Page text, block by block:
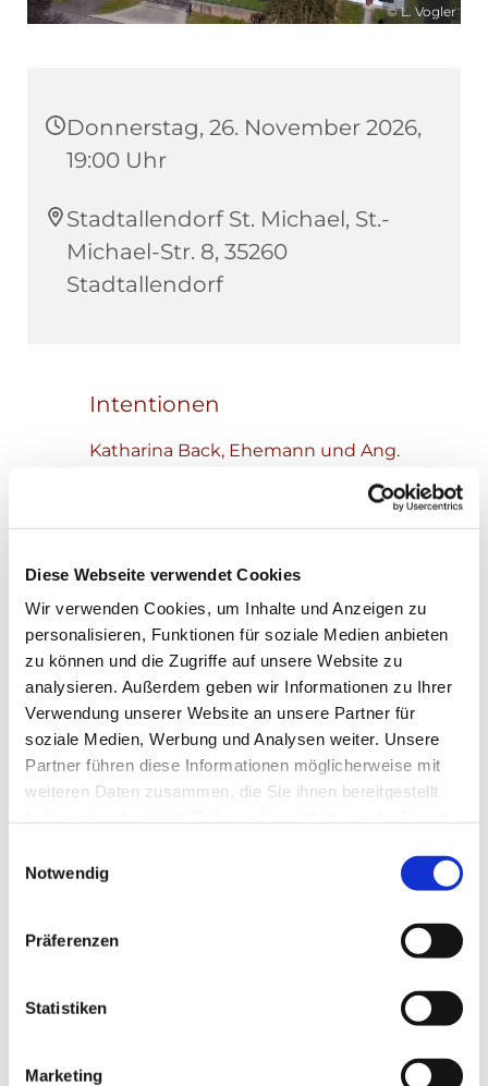
Diese Webseite verwendet Cookies
Wir verwenden Cookies, um Inhalte und Anzeigen zu
personalisieren, Funktionen für soziale Medien anbieten
zu können und die Zugriffe auf unsere Website zu
analysieren. Außerdem geben wir Informationen zu Ihrer
Verwendung unserer Website an unsere Partner für
soziale Medien, Werbung und Analysen weiter. Unsere
Partner führen diese Informationen möglicherweise mit
weiteren Daten zusammen, die Sie ihnen bereitgestellt
Notwendig
Präferenzen
Statistiken
Marketing
© L. Vogler
Donnerstag, 26. November 2026,
19:00 Uhr
Stadtallendorf St. Michael, St.-
Michael-Str. 8, 35260
Stadtallendorf
Intentionen
Katharina Back, Ehemann und Ang.